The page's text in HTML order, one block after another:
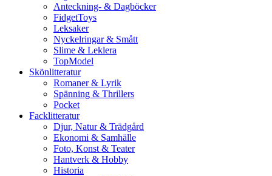
Anteckning- & Dagböcker
FidgetToys
Leksaker
Nyckelringar & Smått
Slime & Leklera
TopModel
Skönlitteratur
Romaner & Lyrik
Spänning & Thrillers
Pocket
Facklitteratur
Djur, Natur & Trädgård
Ekonomi & Samhälle
Foto, Konst & Teater
Hantverk & Hobby
Historia